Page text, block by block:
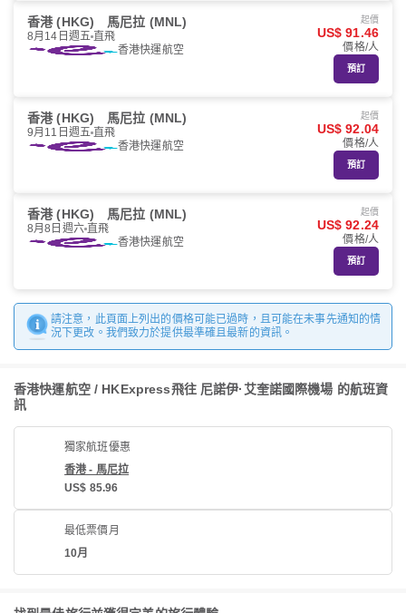
香港 (HKG) 馬尼拉 (MNL)
8月14日週五 直飛
香港快運航空
起價
US$ 91.46
價格/人
預訂
香港 (HKG) 馬尼拉 (MNL)
9月11日週五 直飛
香港快運航空
起價
US$ 92.04
價格/人
預訂
香港 (HKG) 馬尼拉 (MNL)
8月8日週六 直飛
香港快運航空
起價
US$ 92.24
價格/人
預訂
請注意，此頁面上列出的價格可能已過時，且可能在未事先通知的情
況下更改。我們致力於提供最準確且最新的資訊。
香港快運航空 / HKExpress飛往 尼諾伊·艾奎諾國際機場 的航班資
訊
獨家航班優惠
香港 - 馬尼拉
US$ 85.96
最低票價月
10月